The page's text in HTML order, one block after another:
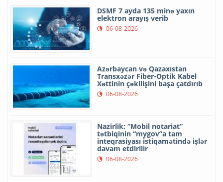
DSMF 7 ayda 135 minə yaxın
elektron arayış verib
06-08-2026
Azərbaycan və Qazaxıstan
Transxəzər Fiber-Optik Kabel
Xəttinin çəkilişini başa çatdırıb
06-08-2026
Nazirlik: “Mobil notariat”
tətbiqinin “mygov”a tam
inteqrasiyası istiqamətində işlər
davam etdirilir
06-08-2026